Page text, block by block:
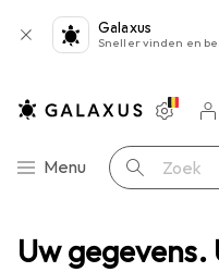
Uw gegevens.
Galaxus
Sneller vinden en
Categorie navigatie
Menu Zoek op